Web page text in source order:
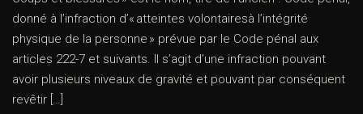
donné à l’infraction d’« atteintes volontairesà l’intégrité
physique de la personne » prévue par le Code pénal aux
articles 222-7 et suivants. Il s’agit d’une infraction pouvant
avoir plusieurs niveaux de gravité et pouvant par conséquent
revêtir […]